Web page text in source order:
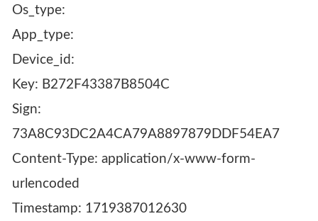
Os_type:
App_type:
Device_id:
Key: B272F43387B8504C
Sign:
73A8C93DC2A4CA79A8897879DDF54EA7
Content-Type: application/x-www-form-
urlencoded
Timestamp: 1719387012630